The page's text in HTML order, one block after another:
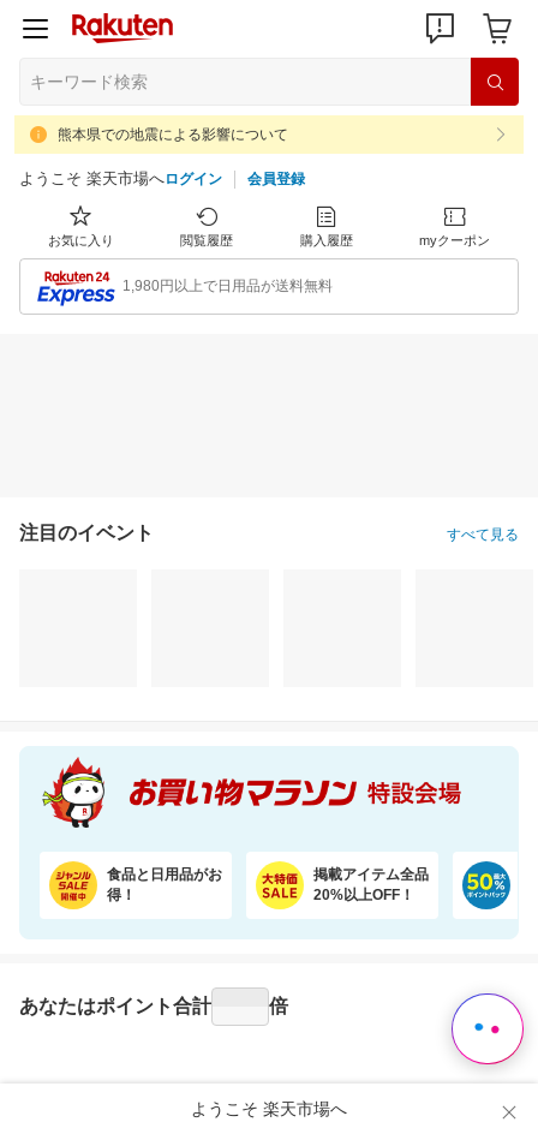
熊本県での地震による影響について
ようこそ 楽天市場へログイン 会員登録
お気に入り 閲覧履歴 購入履歴 myクーポン
1,980円以上で日用品が送料無料
ようこそ 楽天市場へ
注目のイベント すべて見る
食品と日用品がお
得！
掲載アイテム全品
20%以上OFF！
あなたはポイント合計 倍